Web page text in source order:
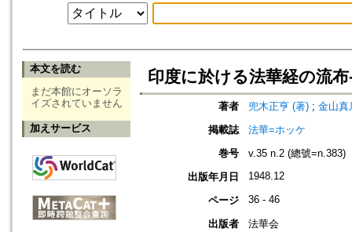
本文を読む
まだ本館にオーソラ
イズされていません
加えサービス
印度に於ける法華経の流
著者 兜木正亨 (著) ; 金山真
掲載誌
法華=ホッケ
巻号
v.35 n.2 (總號=n.383)
出版年月日
1948.12
ページ 36 - 46
出版者
法華会